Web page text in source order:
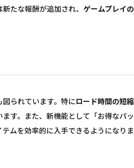
たな報酬が追加され、 ゲームプレイの
られています。特に ロード時間の短縮
す。また、新機能として「お得なパッ
ムを効率的に入手できるようになりま